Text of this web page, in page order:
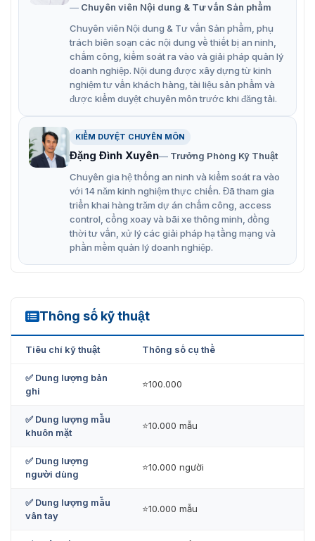
Giới thiệu máy chấm công khuôn mặt FaceKiosk-H13A
Thông tin cần biết về máy chấm công
ZKTeco FaceKiosk-H13A
ZKTeco FaceKiosk-H13A | Các tính năng nổi bật
Máy chấm công ZKTeco FaceKiosk-H13A là thiết bị chấm
công thông minh được nhà sản xuất tích hợp nhiều tính
năng hiện đại bên trong. Thiết bị hỗ trợ cho người quản
lý giám sát, tổng hợp công, theo dõi đi muộn về sớm dễ
dàng hiệu quả.
Hỗ trợ mô-đun Thẻ ID (Tùy chọn: Mô-đun Thẻ IC).
Hỗ trợ mô-đun mã QR (Tùy chọn: dấu vân tay
Argentina, Chile và Peru).
Hỗ trợ TCP / IP, USB Host, Wi-Fi · IP65 (chống thấm
Trải nghiệm hoạt động tương tác.
Hệ điều hành Android.
Máy chụp nổi tích hợp với
Chuyên viên Nội dung & Tư vấn Sản phẩm
Chuyên viên Nội dung & Tư vấn Sản phẩm, phụ
trách biên soạn các nội dung về thiết bị an ninh,
chấm công, kiểm soát ra vào và giải pháp quản lý
doanh nghiệp. Nội dung được xây dựng từ kinh
nghiệm tư vấn khách hàng, tài liệu sản phẩm và
được kiểm duyệt chuyên môn trước khi đăng tải.
KIỂM DUYỆT CHUYÊN MÔN
Đặng Đình Xuyên
Trưởng Phòng Kỹ Thuật
Chuyên gia hệ thống an ninh và kiểm soát ra vào
với 14 năm kinh nghiệm thực chiến. Đã tham gia
triển khai hàng trăm dự án chấm công, access
control, cổng xoay và bãi xe thông minh, đồng
thời tư vấn, xử lý các giải pháp hạ tầng mạng và
phần mềm quản lý doanh nghiệp.
Thông số kỹ thuật
FaceKiosk-H13A
Tiêu chí kỹ thuật Thông số cụ thể
✅ Dung lượng bản
ghi
⭐100.000
✅ Dung lượng mẫu
khuôn mặt
⭐10.000 mẫu
✅ Dung lượng
người dùng
⭐10.000 người
✅ Dung lượng mẫu
vân tay
⭐10.000 mẫu